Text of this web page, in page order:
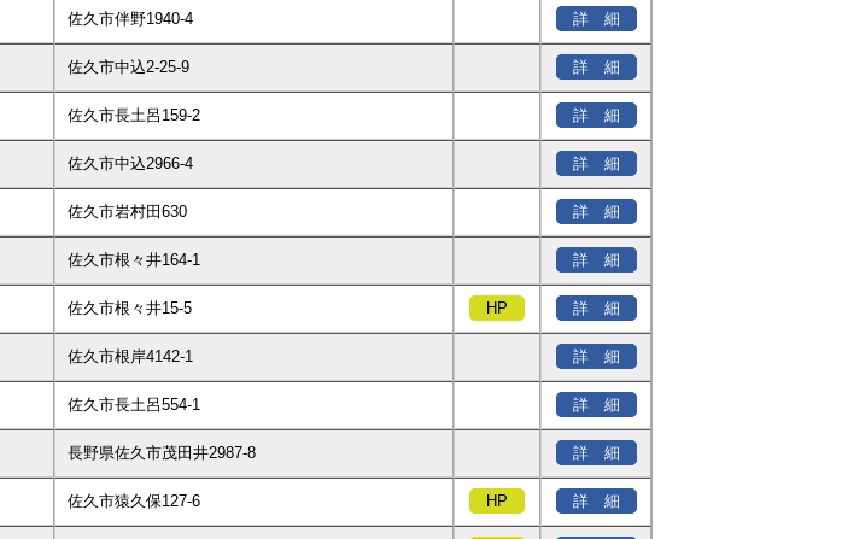
佐久市伴野1940-4 詳 細
佐久市中込2-25-9 詳 細
佐久市長土呂159-2 詳 細
佐久市中込2966-4 詳 細
佐久市岩村田630 詳 細
佐久市根々井164-1 詳 細
佐久市根々井15-5 HP 詳 細
佐久市根岸4142-1 詳 細
佐久市長土呂554-1 詳 細
長野県佐久市茂田井2987-8 詳 細
佐久市猿久保127-6 HP 詳 細